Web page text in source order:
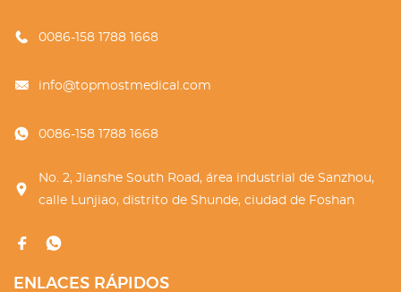
0086-158 1788 1668
info@topmostmedical.com
0086-158 1788 1668
No. 2, Jianshe South Road, área industrial de Sanzhou,
calle Lunjiao, distrito de Shunde, ciudad de Foshan
ENLACES RÁPIDOS